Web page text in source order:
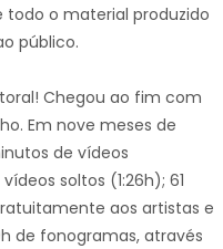
o material produzido
público.
Chegou ao fim com
Em nove meses de
de vídeos
soltos (1:26h); 61
aos artistas e
de fonogramas, através